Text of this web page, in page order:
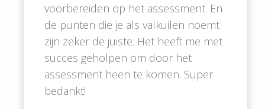
voorbereiden op het assessment. En
de punten die je als valkuilen noemt
zijn zeker de juiste. Het heeft me met
succes geholpen om door het
assessment heen te komen. Super
bedankt!